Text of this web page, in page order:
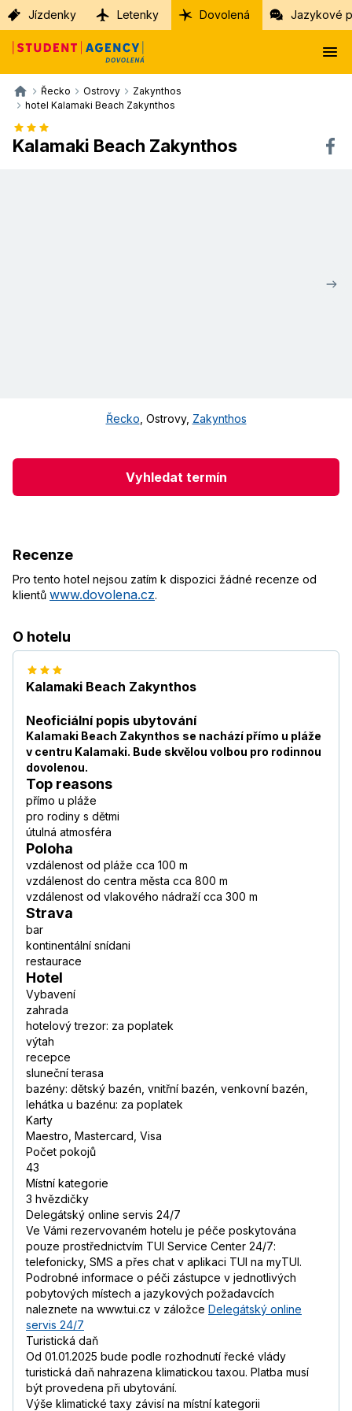
Jízdenky Letenky Dovolená Jazykové
Řecko Ostrovy
Zakynthos
hotel Kalamaki Beach Zakynthos
Kalamaki Beach Zakynthos
Řecko Ostrovy, Zakynthos
Vyhledat termín
Recenze
Pro tento hotel nejsou zatím k dispozici žádné recenze od
klientů www.dovolena.cz.
O hotelu
Kalamaki Beach Zakynthos
Neoficiální popis ubytování
Kalamaki Beach Zakynthos se nachází přímo u pláže
v centru Kalamaki. Bude skvělou volbou pro rodinnou
dovolenou.
Top reasons
přímo u pláže
pro rodiny s dětmi
útulná atmosféra
Poloha
vzdálenost od pláže cca 100 m
vzdálenost do centra města cca 800 m
vzdálenost od vlakového nádraží cca 300 m
Strava
bar
kontinentální snídani
restaurace
Hotel
Vybavení
zahrada
hotelový trezor: za poplatek
výtah
recepce
sluneční terasa
bazény: dětský bazén, vnitřní bazén, venkovní bazén,
lehátka u bazénu: za poplatek
Karty
Maestro, Mastercard, Visa
Počet pokojů
43
Místní kategorie
3 hvězdičky
Delegátský online servis 24/7
Ve Vámi rezervovaném hotelu je péče poskytována
pouze prostřednictvím TUI Service Center 24/7:
telefonicky, SMS a přes chat v aplikaci TUI na myTUI.
Podrobné informace o péči zástupce v jednotlivých
pobytových místech a jazykových požadavcích
naleznete na www.tui.cz v záložce Delegátský online
servis 24/7
Turistická daň
Od 01.01.2025 bude podle rozhodnutí řecké vlády
turistická daň nahrazena klimatickou taxou. Platba musí
být provedena při ubytování.
Výše klimatické taxy závisí na místní kategorii